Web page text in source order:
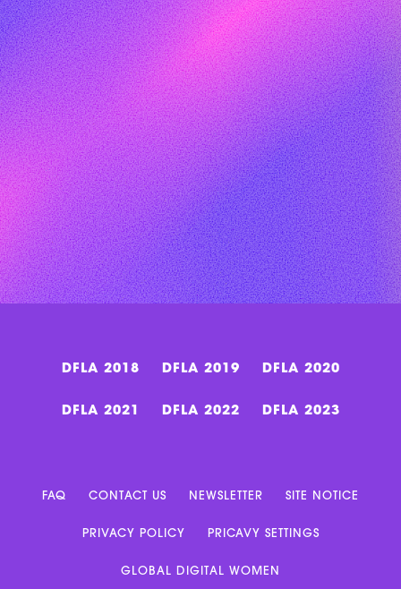
DFLA 2018 DFLA 2019 DFLA 2020
DFLA 2021 DFLA 2022 DFLA 2023
FAQ CONTACT US NEWSLETTER SITE NOTICE